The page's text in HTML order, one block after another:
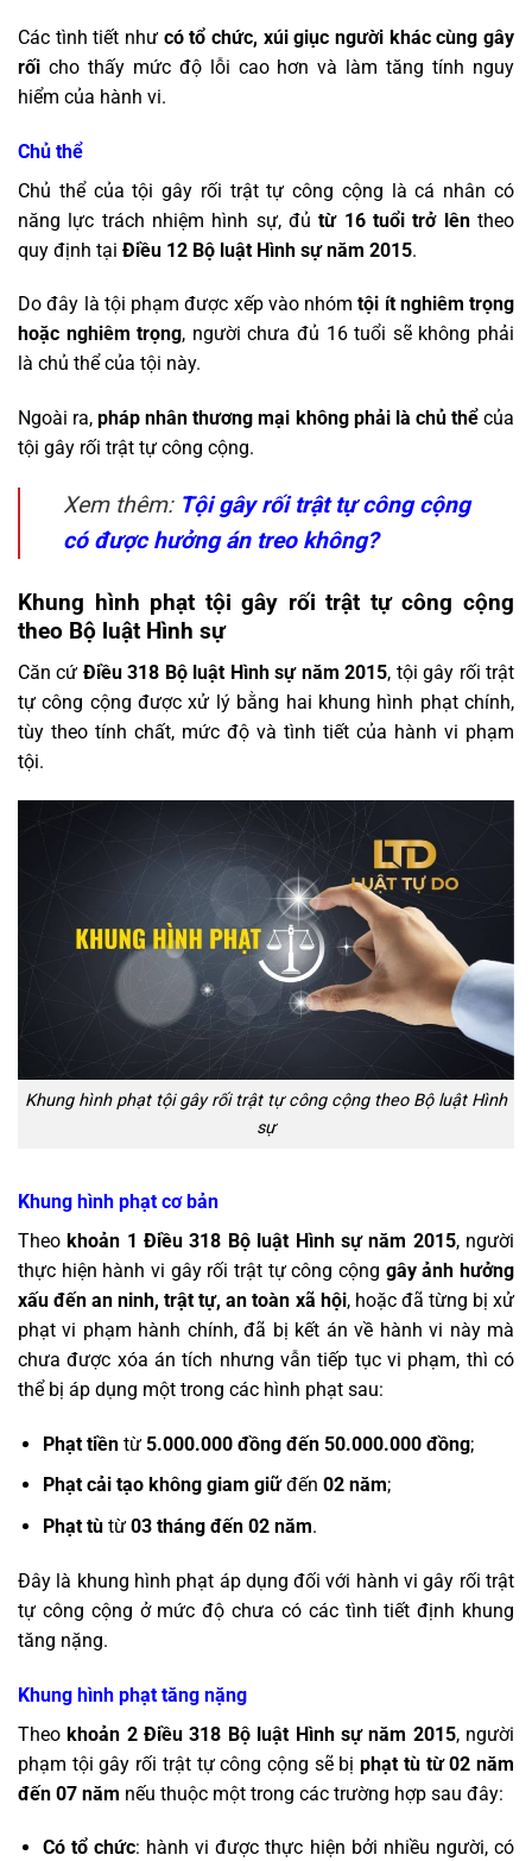
Các tình tiết như có tổ chức, xúi giục người khác cùng gây
rối cho thấy mức độ lỗi cao hơn và làm tăng tính nguy
hiểm của hành vi.
Chủ thể
Chủ thể của tội gây rối trật tự công cộng là cá nhân có
năng lực trách nhiệm hình sự, đủtừ 16 tuổi trở lêntheo
quy định tại Điều 12 Bộ luật Hình sự năm 2015.
Do đây là tội phạm được xếp vào nhómtội ít nghiêm trọng
hoặc nghiêm trọng, người chưa đủ 16 tuổi sẽ không phải
là chủ thể của tội này.
Ngoài ra,pháp nhân thương mại không phải là chủ thểcủa
tội gây rối trật tự công cộng.
Xem thêm: Tội gây rối trật tự công cộng
có được hưởng án treo không?
Khung hình phạt tội gây rối trật tự công cộng
theo Bộ luật Hình sự
Căn cứ Điều 318 Bộ luật Hình sự năm 2015, tội gây rối trật
tự công cộng được xử lý bằng hai khung hình phạt chính,
tùy theo tính chất, mức độ và tình tiết của hành vi phạm
tội.
Khung hình phạt tội gây rối trật tự công cộng theo Bộ luật Hình
sự
Khung hình phạt cơ bản
Theokhoản 1 Điều 318 Bộ luật Hình sự năm 2015, người
thực hiện hành vi gây rối trật tự công cộng gây ảnh hưởng
xấu đến an ninh, trật tự, an toàn xã hội, hoặc đã từng bị xử
phạt vi phạm hành chính, đã bị kết án về hành vi này mà
chưa được xóa án tích nhưng vẫn tiếp tục vi phạm, thì có
thể bị áp dụng một trong các hình phạt sau:
Phạt tiềntừ 5.000.000 đồng đến 50.000.000 đồng;
Phạt cải tạo không giam giữđến 02 năm;
Phạt tùtừ 03 tháng đến 02 năm.
Đây là khung hình phạt áp dụng đối với hành vi gây rối trật
tự công cộng ở mức độ chưa có các tình tiết định khung
tăng nặng.
Khung hình phạt tăng nặng
Theokhoản 2 Điều 318 Bộ luật Hình sự năm 2015, người
phạm tội gây rối trật tự công cộng sẽ bịphạt tù từ 02 năm
đến 07 năm nếu thuộc một trong các trường hợp sau đây:
Có tổ chức: hành vi được thực hiện bởi nhiều người, có